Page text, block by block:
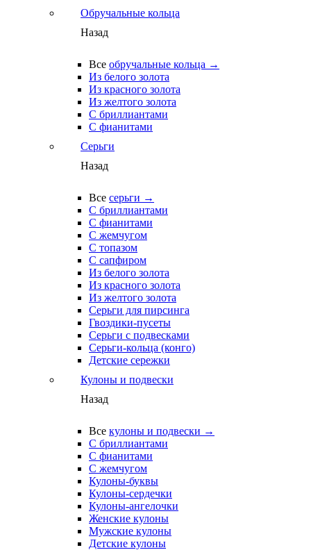
Обручальные кольца
Назад
Все обручальные кольца →
Из белого золота
Из красного золота
Из желтого золота
С бриллиантами
С фианитами
Серьги
Назад
Все серьги →
С бриллиантами
С фианитами
С жемчугом
С топазом
С сапфиром
Из белого золота
Из красного золота
Из желтого золота
Серьги для пирсинга
Гвоздики-пусеты
Серьги с подвесками
Серьги-кольца (конго)
Детские сережки
Кулоны и подвески
Назад
Все кулоны и подвески →
С бриллиантами
С фианитами
С жемчугом
Кулоны-буквы
Кулоны-сердечки
Кулоны-ангелочки
Женские кулоны
Мужские кулоны
Детские кулоны